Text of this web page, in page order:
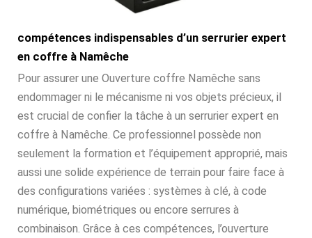
compétences indispensables d’un serrurier expert
en coffre à Namêche
Pour assurer une Ouverture coffre Namêche sans
endommager ni le mécanisme ni vos objets précieux, il
est crucial de confier la tâche à un serrurier expert en
coffre à Namêche. Ce professionnel possède non
seulement la formation et l’équipement approprié, mais
aussi une solide expérience de terrain pour faire face à
des configurations variées : systèmes à clé, à code
numérique, biométriques ou encore serrures à
combinaison. Grâce à ces compétences, l’ouverture